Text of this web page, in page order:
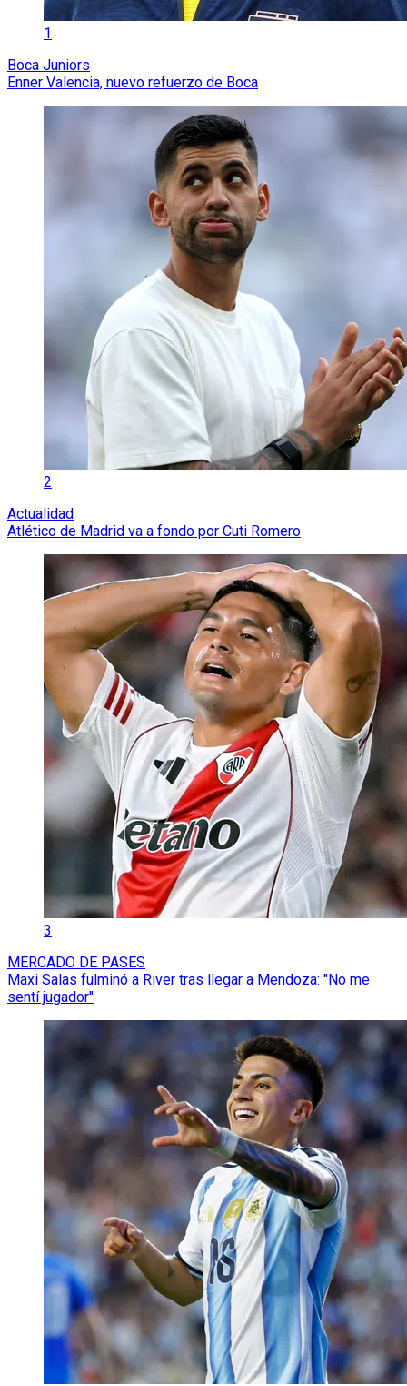
1
Boca Juniors
Enner Valencia, nuevo refuerzo de Boca
2
Actualidad
Atlético de Madrid va a fondo por Cuti Romero
3
MERCADO DE PASES
Maxi Salas fulminó a River tras llegar a Mendoza: "No me
sentí jugador"